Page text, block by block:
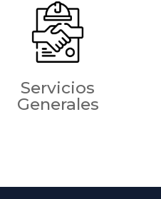
Servicios
Generales